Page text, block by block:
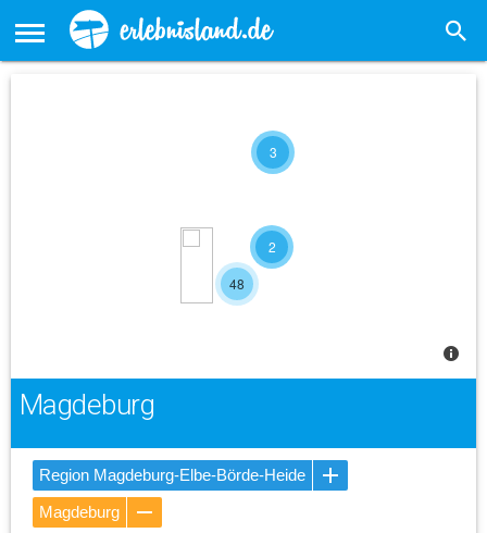
3
2
48
Magdeburg
Region Magdeburg-Elbe-Börde-Heide
Magdeburg